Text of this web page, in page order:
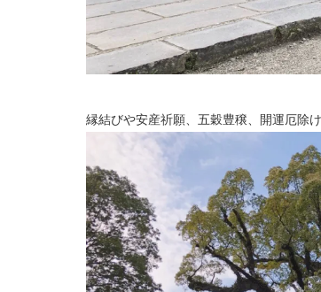
縁結びや安産祈願、五穀豊穣、開運厄除